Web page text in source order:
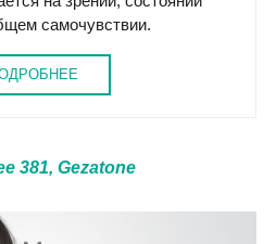
самочувствии.
381, Gezatone